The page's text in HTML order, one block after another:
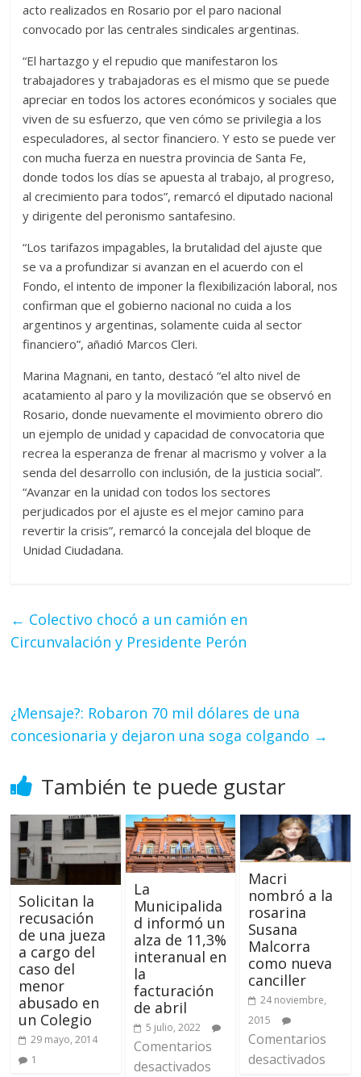
acto realizados en Rosario por el paro nacional
convocado por las centrales sindicales argentinas.
“El hartazgo y el repudio que manifestaron los
trabajadores y trabajadoras es el mismo que se puede
apreciar en todos los actores económicos y sociales que
viven de su esfuerzo, que ven cómo se privilegia a los
especuladores, al sector financiero. Y esto se puede ver
con mucha fuerza en nuestra provincia de Santa Fe,
donde todos los días se apuesta al trabajo, al progreso,
al crecimiento para todos”, remarcó el diputado nacional
y dirigente del peronismo santafesino.
“Los tarifazos impagables, la brutalidad del ajuste que
se va a profundizar si avanzan en el acuerdo con el
Fondo, el intento de imponer la flexibilización laboral, nos
confirman que el gobierno nacional no cuida a los
argentinos y argentinas, solamente cuida al sector
financiero”, añadió Marcos Cleri.
Marina Magnani, en tanto, destacó “el alto nivel de
acatamiento al paro y la movilización que se observó en
Rosario, donde nuevamente el movimiento obrero dio
un ejemplo de unidad y capacidad de convocatoria que
recrea la esperanza de frenar al macrismo y volver a la
senda del desarrollo con inclusión, de la justicia social”.
“Avanzar en la unidad con todos los sectores
perjudicados por el ajuste es el mejor camino para
revertir la crisis”, remarcó la concejala del bloque de
Unidad Ciudadana.
← Colectivo chocó a un camión en
Circunvalación y Presidente Perón
¿Mensaje?: Robaron 70 mil dólares de una
concesionaria y dejaron una soga colgando →
También te puede gustar
Solicitan la
recusación
de una jueza
a cargo del
caso del
menor
abusado en
un Colegio
29 mayo, 2014
1
La
Municipalida
d informó un
alza de 11,3%
interanual en
la
facturación
de abril
5 julio, 2022
Comentarios
desactivados
Macri
nombró a la
rosarina
Susana
Malcorra
como nueva
canciller
24 noviembre,
2015
Comentarios
desactivados